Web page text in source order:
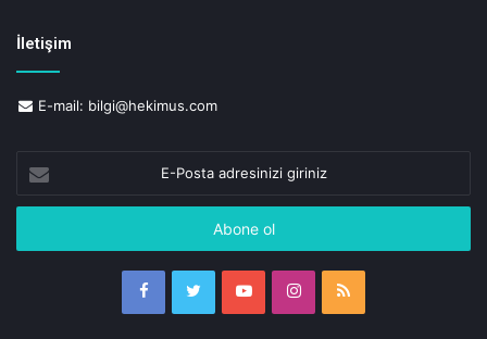
İletişim
E-mail: bilgi@hekimus.com
Posta
adresinizi
FacebookTwitterYouTubeInstagram